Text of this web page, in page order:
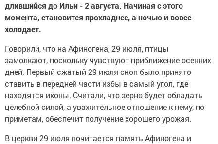
длившийся до Ильи - 2 августа. Начиная с этого
момента, становится прохладнее, а ночью и вовсе
холодает.
Говорили, что на Афиногена, 29 июля, птицы
замолкают, поскольку чувствуют приближение осенних
дней. Первый сжатый 29 июля сноп было принято
ставить в передней части избы в самый угол, где
находятся иконы. Считали, что зерно будет обладать
целебной силой, а уважительное отношение к нему, по
приметам, обеспечит получение хорошего урожая.
В церкви 29 июля почитается память Афиногена и